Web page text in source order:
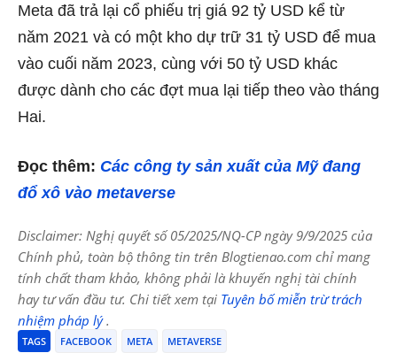
Meta đã trả lại cổ phiếu trị giá 92 tỷ USD kể từ
năm 2021 và có một kho dự trữ 31 tỷ USD để mua
vào cuối năm 2023, cùng với 50 tỷ USD khác
được dành cho các đợt mua lại tiếp theo vào tháng
Hai.
Đọc thêm: Các công ty sản xuất của Mỹ đang
đổ xô vào metaverse
Disclaimer: Nghị quyết số 05/2025/NQ-CP ngày 9/9/2025 của
Chính phủ, toàn bộ thông tin trên Blogtienao.com chỉ mang
tính chất tham khảo, không phải là khuyến nghị tài chính
hay tư vấn đầu tư. Chi tiết xem tại Tuyên bố miễn trừ trách
nhiệm pháp lý.
TAGS FACEBOOK META METAVERSE